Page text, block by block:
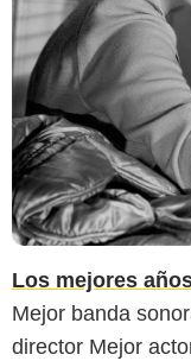
Los mejores
Mejor banda
director Mejor